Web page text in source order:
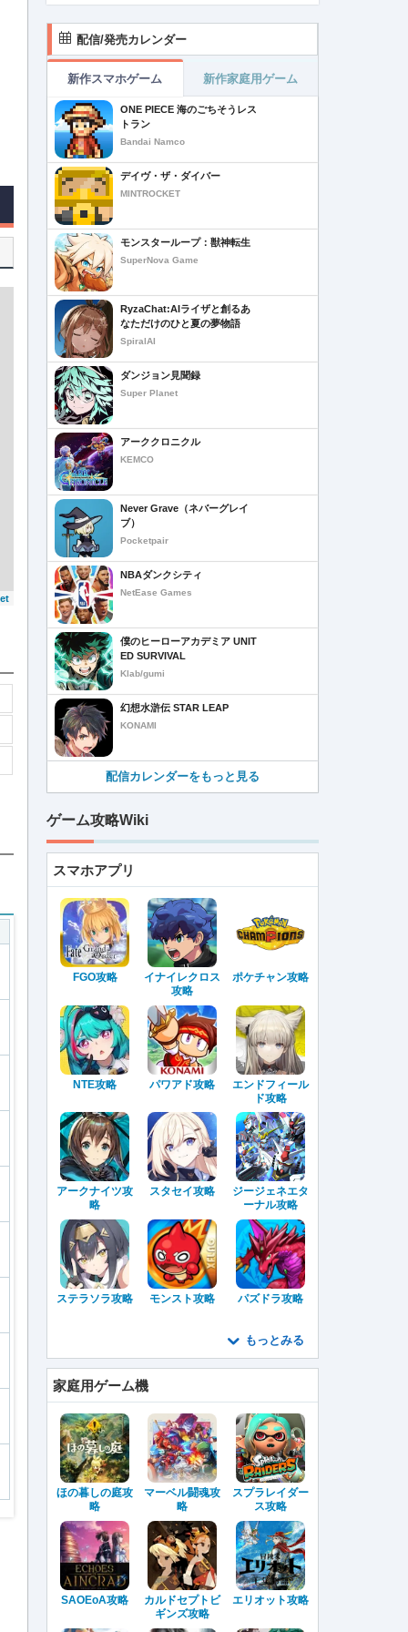
配信/発売カレンダー
新作スマホゲーム 新作家庭用ゲーム
ONE PIECE 海のごちそうレス
トラン
Bandai Namco
デイヴ・ザ・ダイバー
MINTROCKET
モンスターループ：獣神転生
SuperNova Game
RyzaChat:AIライザと創るあ
なただけのひと夏の夢物語
SpiralAI
ダンジョン見聞録
Super Planet
アーククロニクル
KEMCO
Never Grave（ネバーグレイ
ブ）
Pocketpair
NBAダンクシティ
NetEase Games
僕のヒーローアカデミア UNIT
ED SURVIVAL
Klab/gumi
幻想水滸伝 STAR LEAP
KONAMI
配信カレンダーをもっと見る
ゲーム攻略Wiki
スマホアプリ
FGO攻略
イナイレクロス
攻略
ポケチャン攻略
NTE攻略 パワアド攻略
エンドフィール
ド攻略
アークナイツ攻
略
スタセイ攻略
ジージェネエタ
ーナル攻略
ステラソラ攻略 モンスト攻略 パズドラ攻略
もっとみる
家庭用ゲーム機
ほの暮しの庭攻
略
マーベル闘魂攻
略
スプラレイダー
ス攻略
SAOEoA攻略
カルドセプトビ
ギンズ攻略
エリオット攻略